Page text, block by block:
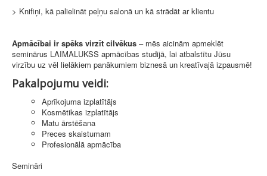
> Knifiņi, kā palielināt peļņu salonā un kā strādāt ar klientu
Apmācībai ir spēks virzīt cilvēkus – mēs aicinām apmeklēt
seminārus LAIMALUKSS apmācības studijā, lai atbalstītu Jūsu
virzību uz vēl lielākiem panākumiem biznesā un kreatīvajā izpausmē!
Pakalpojumu veidi:
Aprīkojuma izplatītājs
Kosmētikas izplatītājs
Matu ārstēšana
Preces skaistumam
Profesionālā apmācība
Semināri